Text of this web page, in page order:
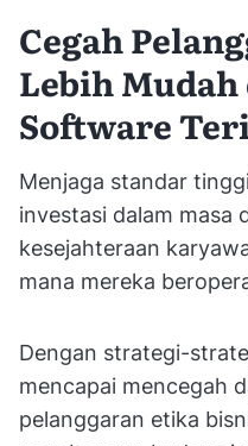
Cegah
Lebih Mudah
Software
Menjaga standar
investasi dalam masa
kesejahteraan
mana mereka
Dengan strategi-
mencapai mencegah
pelanggaran etika